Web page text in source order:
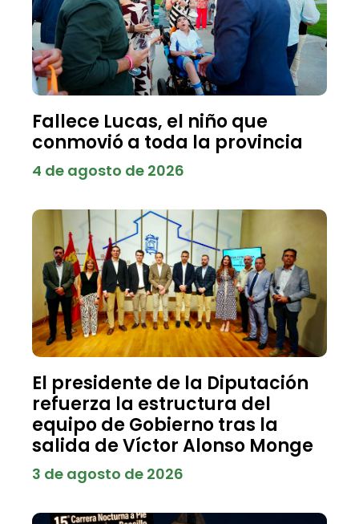
Fallece Lucas, el niño que
conmovió a toda la provincia
4 de agosto de 2026
El presidente de la Diputación
refuerza la estructura del
equipo de Gobierno tras la
salida de Víctor Alonso Monge
3 de agosto de 2026